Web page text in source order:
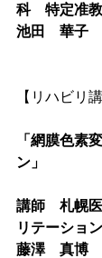
科　特定准
池田　華子
【リハビリ
「網膜色素
ン」
講師　札幌
リテーショ
藤澤　真博